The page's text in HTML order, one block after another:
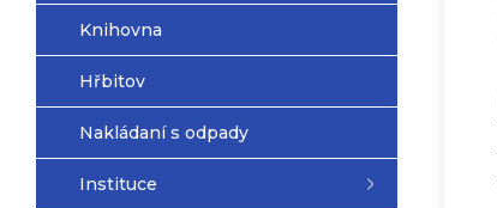
Knihovna
Hřbitov
Nakládaní s odpady
Instituce